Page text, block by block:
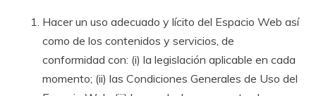
Hacer un uso adecuado y lícito del Espacio Web así
como de los contenidos y servicios, de
conformidad con: (i) la legislación aplicable en cada
momento; (ii) las Condiciones Generales de Uso del